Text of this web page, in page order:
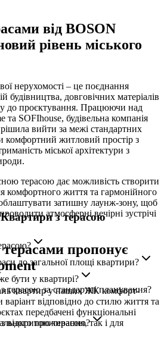
від BOSON
рівень міського
нерухомості – це поєднання
будівництва, довговічних матеріалів
до проєктування. Працюючи над
SOFIhouse, будівельна компанія
вийти за межі стандартних
комфортний житловий простір з
міської архітектури з
терасою дає можливість створити
комфортного життя та гармонійного
затишну лаунж-зону, щоб
атмосферні вечірні зустрічі
пропонує
квартир у наших ЖК комфорт-
варіант відповідно до стилю життя та
передбачені функціональні
проживання, так і для
з терасою
до загальної площі квартири?
бути у квартирі?
терасою за стандартні планування?
відкритою терасою?